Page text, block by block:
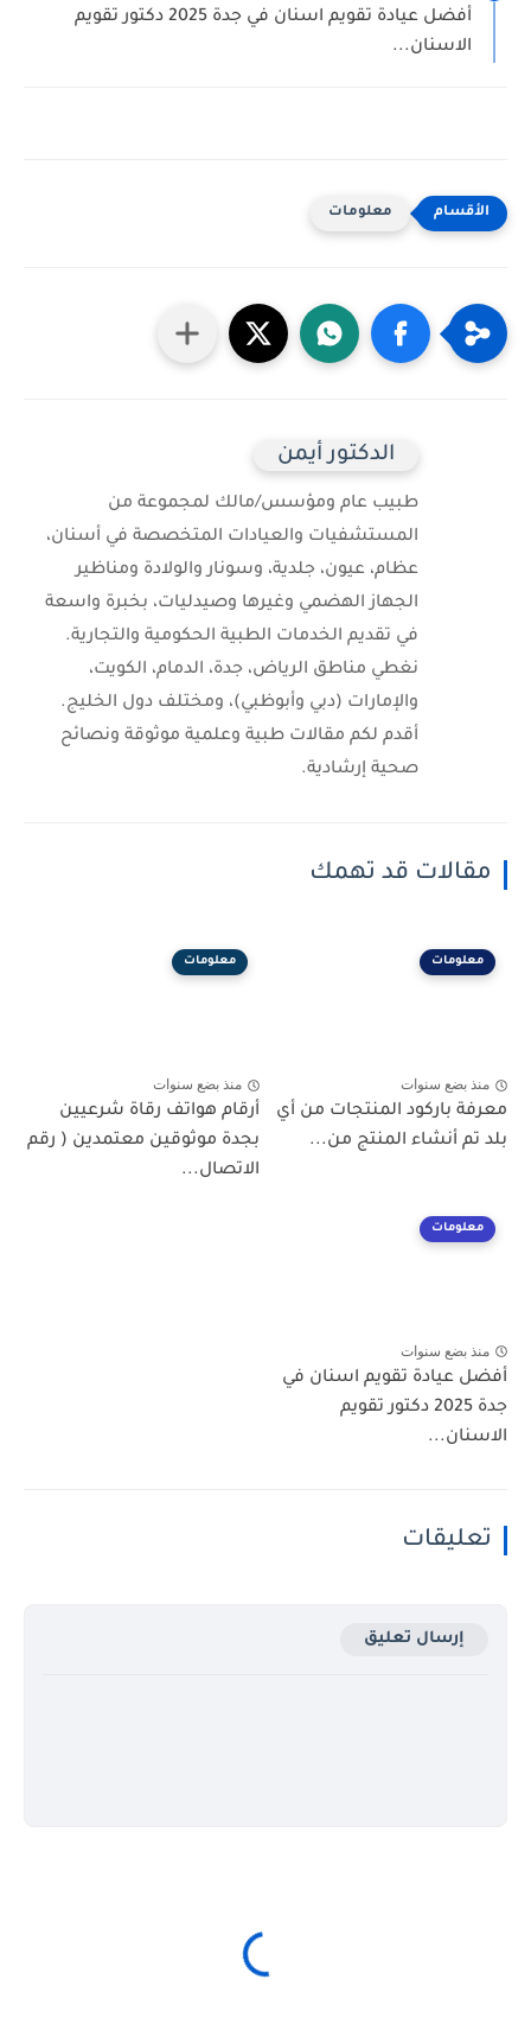
أفضل عيادة تقويم اسنان في جدة 2025 دكتور تقويم
الاسنان...
معلومات
الدكتور أيمن
طبيب عام ومؤسس/مالك لمجموعة من
المستشفيات والعيادات المتخصصة في أسنان،
عظام، عيون، جلدية، وسونار والولادة ومناظير
الجهاز الهضمي وغيرها وصيدليات، بخبرة واسعة
في تقديم الخدمات الطبية الحكومية والتجارية.
نغطي مناطق الرياض، جدة، الدمام، الكويت،
والإمارات (دبي وأبوظبي)، ومختلف دول الخليج.
أقدم لكم مقالات طبية وعلمية موثوقة ونصائح
صحية إرشادية.
مقالات قد تهمك
معلومات
منذ بضع سنوات
معرفة باركود المنتجات من أي
بلد تم أنشاء المنتج من...
معلومات
منذ بضع سنوات
أرقام هواتف رقاة شرعيين
بجدة موثوقين معتمدين ( رقم
الاتصال...
معلومات
منذ بضع سنوات
أفضل عيادة تقويم اسنان في
جدة 2025 دكتور تقويم
الاسنان...
تعليقات
إرسال تعليق